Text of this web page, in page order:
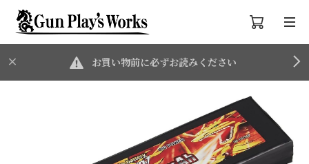
お買い物前に必ずお読みください